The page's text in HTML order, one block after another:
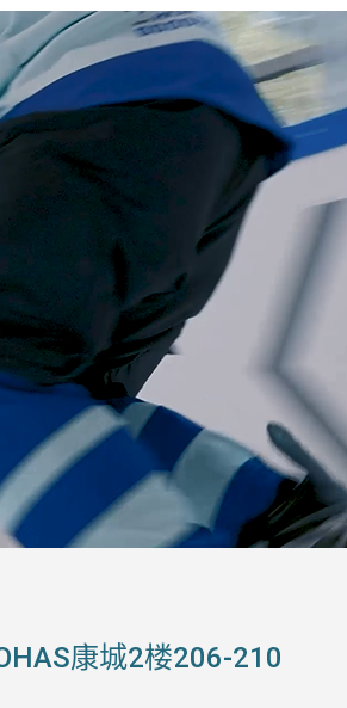
康城2楼206-210